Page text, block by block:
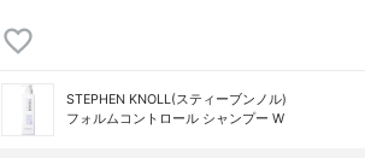
STEPHEN KNOLL(スティーブンノル)
フォルムコントロール シャンプー W